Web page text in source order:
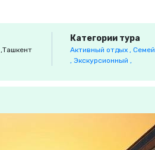
,Ташкент
Категории тура
Активный отдых ,
, Экскурсионный ,